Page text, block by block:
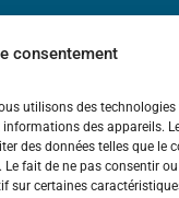
consentement
utilisons des technologies
des appareils.
des données telles que le
fait de ne pas consentir
sur certaines